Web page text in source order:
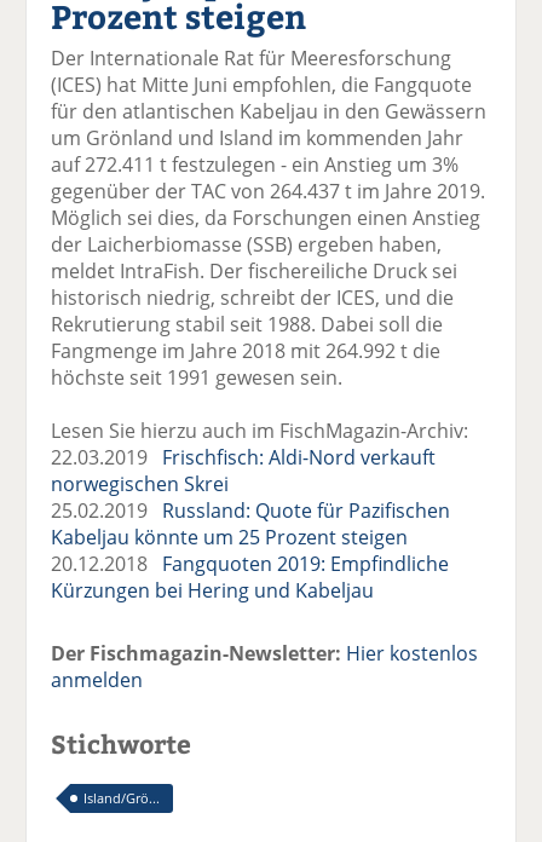
uf
F
ac
e
b
o
o
k
te
il
e
n
wi
tt
er
n
uf
Li
n
k
e
di
n
te
il
e
n
er
E
m
ai
l
v
er
n
d
ck
e
Prozent steigen
Der Internationale Rat für Meeresforschung
(ICES) hat Mitte Juni empfohlen, die Fangquote
für den atlantischen Kabeljau in den Gewässern
um Grönland und Island im kommenden Jahr
auf 272.411 t festzulegen - ein Anstieg um 3%
gegenüber der TAC von 264.437 t im Jahre 2019.
Möglich sei dies, da Forschungen einen Anstieg
der Laicherbiomasse (SSB) ergeben haben,
meldet IntraFish. Der fischereiliche Druck sei
historisch niedrig, schreibt der ICES, und die
Rekrutierung stabil seit 1988. Dabei soll die
Fangmenge im Jahre 2018 mit 264.992 t die
höchste seit 1991 gewesen sein.
Lesen Sie hierzu auch im FischMagazin-Archiv:
22.03.2019 Frischfisch: Aldi-Nord verkauft
norwegischen Skrei
25.02.2019 Russland: Quote für Pazifischen
Kabeljau könnte um 25 Prozent steigen
20.12.2018 Fangquoten 2019: Empfindliche
Kürzungen bei Hering und Kabeljau
Der Fischmagazin-Newsletter: Hier kostenlos
anmelden
Stichworte
Island/Grö...